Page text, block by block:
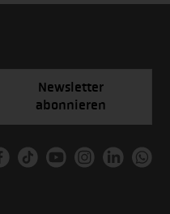
Newsletter
abonnieren